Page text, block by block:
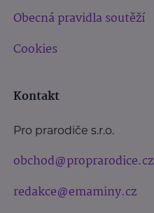
Obecná pravidla soutěží
Cookies
Kontakt
Pro prarodiče s.r.o.
obchod@proprarodice.cz
redakce@emaminy.cz